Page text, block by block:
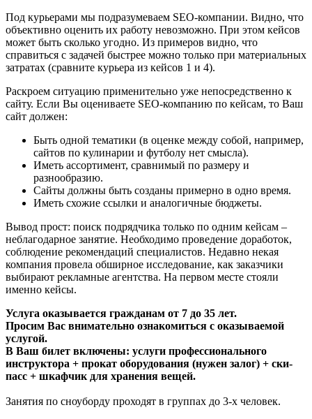
Под курьерами мы подразумеваем SEO-компании. Видно, что
объективно оценить их работу невозможно. При этом кейсов
может быть сколько угодно. Из примеров видно, что
справиться с задачей быстрее можно только при материальных
затратах (сравните курьера из кейсов 1 и 4).
Раскроем ситуацию применительно уже непосредственно к
сайту. Если Вы оцениваете SEO-компанию по кейсам, то Ваш
сайт должен:
Быть одной тематики (в оценке между собой, например,
сайтов по кулинарии и футболу нет смысла).
Иметь ассортимент, сравнимый по размеру и
разнообразию.
Сайты должны быть созданы примерно в одно время.
Иметь схожие ссылки и аналогичные бюджеты.
Вывод прост: поиск подрядчика только по одним кейсам –
неблагодарное занятие. Необходимо проведение доработок,
соблюдение рекомендаций специалистов. Недавно некая
компания провела обширное исследование, как заказчики
выбирают рекламные агентства. На первом месте стояли
именно кейсы.
Услуга оказывается гражданам от 7 до 35 лет.
Просим Вас внимательно ознакомиться с оказываемой
услугой.
В Ваш билет включены: услуги профессионального
инструктора + прокат оборудования (нужен залог) + ски-
пасс + шкафчик для хранения вещей.
Занятия по сноуборду проходят в группах до 3-х человек.